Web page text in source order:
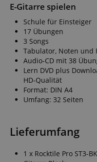
E-Gitarre spielen
Schule für Einsteiger
17 Übungen
3 Songs
Tabulator, Noten und
Audio-CD mit 38
Lern DVD plus
HD-Qualität
Format: DIN A4
Umfang: 32 Seiten
Lieferumfang
1 x Rocktile Pro ST3-